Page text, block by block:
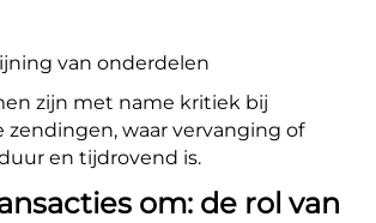
van onderdelen
zijn met name kritiek bij
zendingen, waar vervanging of
en tijdrovend is.
om: de rol van